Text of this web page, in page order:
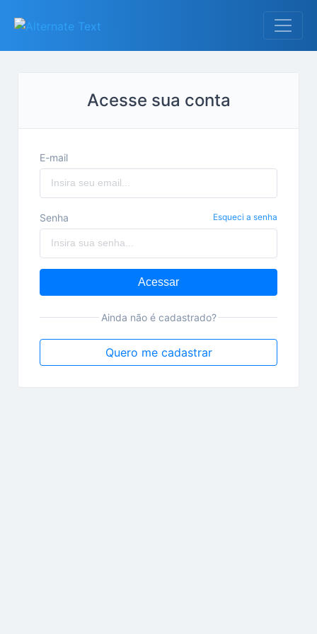
Acesse sua conta
E-mail
Senha Esqueci a senha
Acessar
Ainda não é cadastrado?
Quero me cadastrar